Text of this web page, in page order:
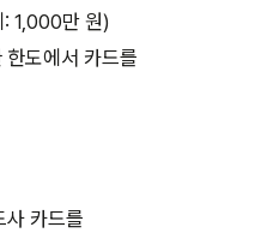
: 1,000만 원)
도에서 카드를
사 카드를